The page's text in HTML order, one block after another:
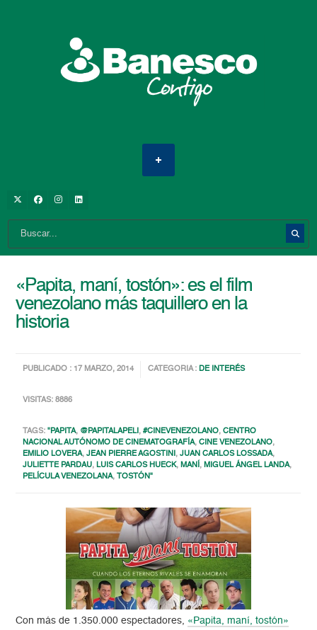
«Papita, maní, tostón»: es el film
venezolano más taquillero en la
historia
PUBLICADO : 17 MARZO, 2014 CATEGORIA :DE INTERÉS
VISITAS: 8886
TAGS:"PAPITA, @PAPITALAPELI,#CINEVENEZOLANO,CENTRO
NACIONAL AUTÓNOMO DE CINEMATOGRAFÍA,CINE VENEZOLANO,
EMILIO LOVERA,JEAN PIERRE AGOSTINI,JUAN CARLOS LOSSADA,
JULIETTE PARDAU,LUIS CARLOS HUECK,MANÍ,MIGUEL ÁNGEL LANDA,
PELÍCULA VENEZOLANA, TOSTÓN"
Con más de 1.350.000 espectadores, «Papita, maní, tostón»